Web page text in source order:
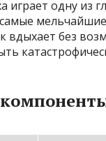
играет одну из
самые
вдыхает без